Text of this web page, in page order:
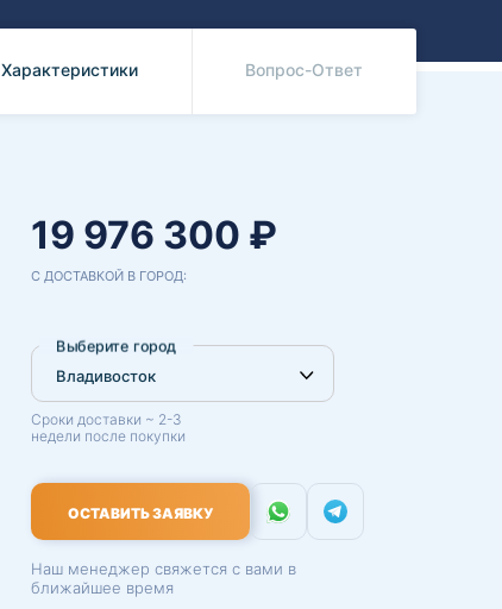
Характеристики Вопрос-Ответ
19 976 300 ₽
С ДОСТАВКОЙ В ГОРОД:
Выберите город
Сроки доставки ~ 2-3
недели после покупки
ОСТАВИТЬ ЗАЯВКУ
Наш менеджер свяжется с вами в
ближайшее время